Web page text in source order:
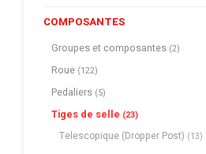
COMPOSANTES
Groupes et composantes (2)
Roue (122)
Pedaliers (5)
Tiges de selle (23)
Telescopique (Dropper Post) (13)